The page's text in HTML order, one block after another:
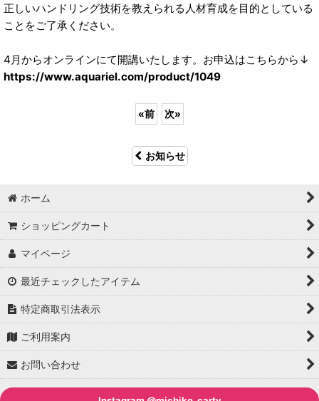
正しいハンドリング技術を教えられる人材育成を目的としている
ことをご了承ください。
4月からオンラインにて開講いたします。お申込はこちらから↓
https://www.aquariel.com/product/1049
«前 次»
お知らせ
ホーム
ショッピングカート
マイページ
最近チェックしたアイテム
特定商取引法表示
ご利用案内
お問い合わせ